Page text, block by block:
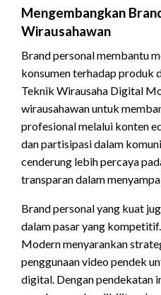
Mengembangkan
Wirausahawan
Brand personal membantu
konsumen terhadap produk
Teknik Wirausaha Digital
wirausahawan untuk
profesional melalui konten
dan partisipasi dalam
cenderung lebih percaya
transparan dalam
Brand personal yang kuat
dalam pasar yang
Modern menyarankan
penggunaan video pendek
digital. Dengan pendekatan